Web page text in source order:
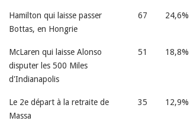
Hamilton qui laisse passer
Bottas, en Hongrie
67 24,6%
McLaren qui laisse Alonso
disputer les 500 Miles
d'Indianapolis
51 18,8%
Le 2e départ à la retraite de
Massa
35 12,9%